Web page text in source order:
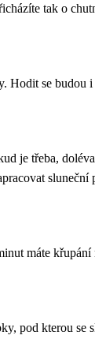
tak o
Hodit se budou
je třeba,
sluneční
máte křupání
pod kterou se